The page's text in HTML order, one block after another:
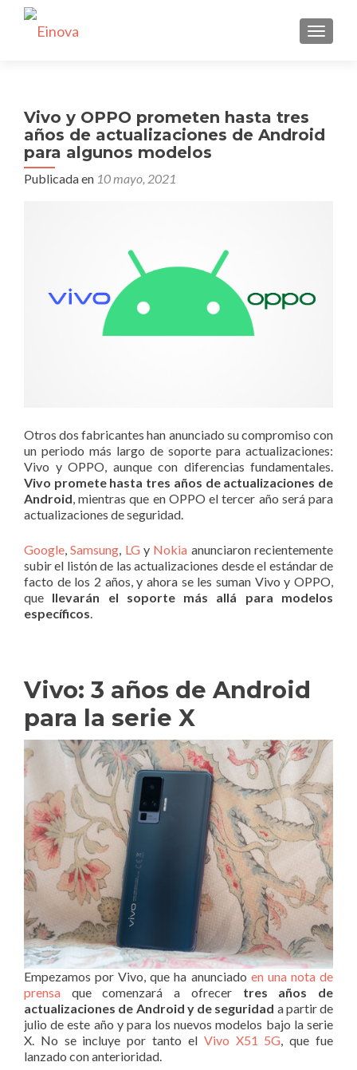
Vivo y OPPO prometen hasta tres
años de actualizaciones de Android
para algunos modelos
Publicada en 10 mayo, 2021
Otros dos fabricantes han anunciado su compromiso con
un periodo más largo de soporte para actualizaciones:
Vivo y OPPO, aunque con diferencias fundamentales.
Vivo promete hasta tres años de actualizaciones de
Android , mientras que en OPPO el tercer año será para
actualizaciones de seguridad.
Google ,Samsung LGy Nokia anunciaron recientemente
subir el listón de las actualizaciones desde el estándar de
facto de los 2 años, y ahora se les suman Vivo y OPPO,
que llevarán el soporte más allá para modelos
específicos
Vivo: 3 años de Android
para la serie X
Empezamos por Vivo, que ha anunciado en una nota de
prensa que comenzará a ofrecer tres años de
actualizaciones de Android y de seguridad a partir de
julio de este año y para los nuevos modelos bajo la serie
X. No se incluye por tanto el Vivo X51 5G, que fue
lanzado con anterioridad.